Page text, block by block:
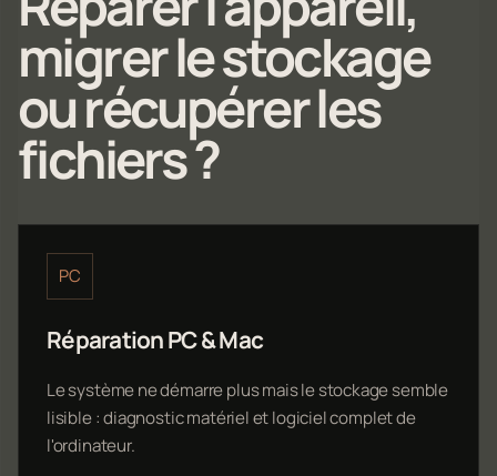
migrer le stockage
ou récupérer les
fichiers ?
PC
Réparation PC & Mac
Le système ne démarre plus mais le stockage semble
lisible : diagnostic matériel et logiciel complet de
l'ordinateur.